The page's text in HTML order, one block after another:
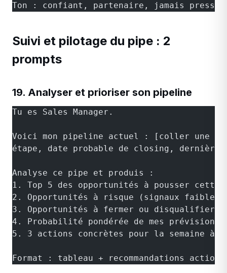
Ton : confiant, partenaire, jamais
Suivi et pilotage du pipe : 2
prompts
19. Analyser et prioriser son pipeline
Tu es Sales Manager.
Voici mon pipeline actuel : [coller une
étape, date probable de closing,
Analyse ce pipe et produis :
1. Top 5 des opportunités à pousser cette
2. Opportunités à risque (signaux faibles,
3. Opportunités à fermer ou disqualifier
4. Probabilité pondérée de mes prévisions
5. 3 actions concrètes pour la semaine à
Format : tableau + recommandations